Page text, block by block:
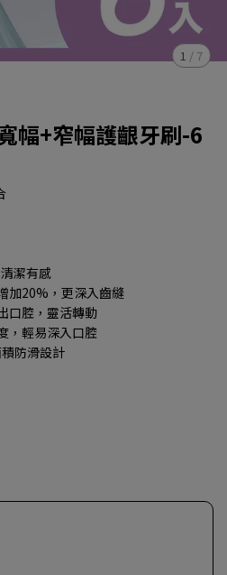
1 / 7
幅+窄幅護齦牙刷-6
潔有感
加20%，更深入齒縫
口腔，靈活轉動
，輕易深入口腔
防滑設計